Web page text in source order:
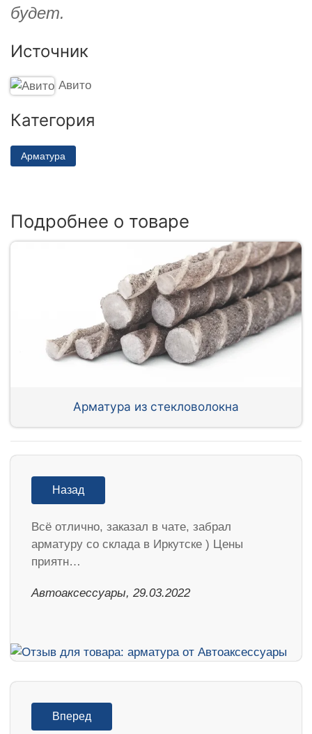
будет.
Источник
Авито
Категория
Арматура
Подробнее о товаре
Арматура из стекловолокна
Назад
Всё отлично, заказал в чате, забрал
арматуру со склада в Иркутске ) Цены
приятн…
Автоаксессуары, 29.03.2022
Вперед